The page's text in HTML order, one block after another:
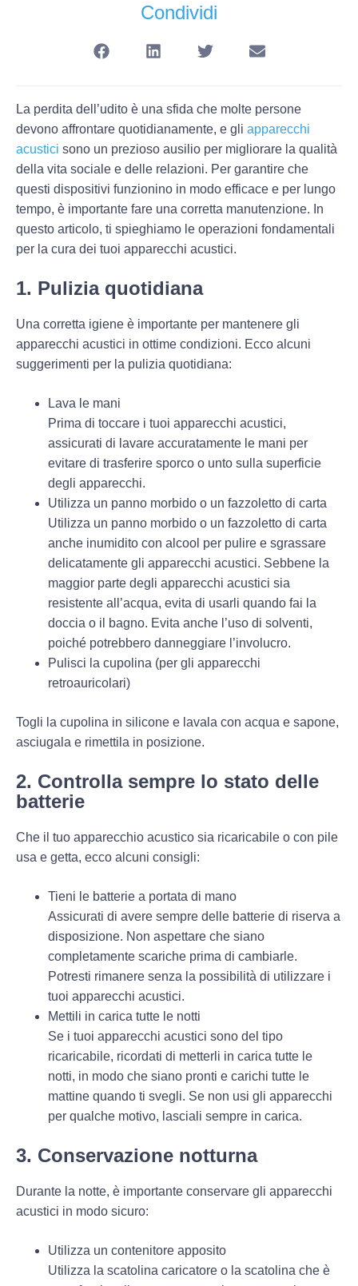
Condividi
La perdita dell’udito è una sfida che molte persone
devono affrontare quotidianamente, e gli apparecchi
acustici sono un prezioso ausilio per migliorare la qualità
della vita sociale e delle relazioni. Per garantire che
questi dispositivi funzionino in modo efficace e per lungo
tempo, è importante fare una corretta manutenzione. In
questo articolo, ti spieghiamo le operazioni fondamentali
per la cura dei tuoi apparecchi acustici.
1. Pulizia quotidiana
Una corretta igiene è importante per mantenere gli
apparecchi acustici in ottime condizioni. Ecco alcuni
suggerimenti per la pulizia quotidiana:
Lava le mani
Prima di toccare i tuoi apparecchi acustici,
assicurati di lavare accuratamente le mani per
evitare di trasferire sporco o unto sulla superficie
degli apparecchi.
Utilizza un panno morbido o un fazzoletto di carta
Utilizza un panno morbido o un fazzoletto di carta
anche inumidito con alcool per pulire e sgrassare
delicatamente gli apparecchi acustici. Sebbene la
maggior parte degli apparecchi acustici sia
resistente all’acqua, evita di usarli quando fai la
doccia o il bagno. Evita anche l’uso di solventi,
poiché potrebbero danneggiare l’involucro.
Pulisci la cupolina (per gli apparecchi
retroauricolari)
Togli la cupolina in silicone e lavala con acqua e sapone,
asciugala e rimettila in posizione.
2. Controlla sempre lo stato delle
batterie
Che il tuo apparecchio acustico sia ricaricabile o con pile
usa e getta, ecco alcuni consigli:
Tieni le batterie a portata di mano
Assicurati di avere sempre delle batterie di riserva a
disposizione. Non aspettare che siano
completamente scariche prima di cambiarle.
Potresti rimanere senza la possibilità di utilizzare i
tuoi apparecchi acustici.
Mettili in carica tutte le notti
Se i tuoi apparecchi acustici sono del tipo
ricaricabile, ricordati di metterli in carica tutte le
notti, in modo che siano pronti e carichi tutte le
mattine quando ti svegli. Se non usi gli apparecchi
per qualche motivo, lasciali sempre in carica.
3. Conservazione notturna
Durante la notte, è importante conservare gli apparecchi
acustici in modo sicuro:
Utilizza un contenitore apposito
Utilizza la scatolina caricatore o la scatolina che è